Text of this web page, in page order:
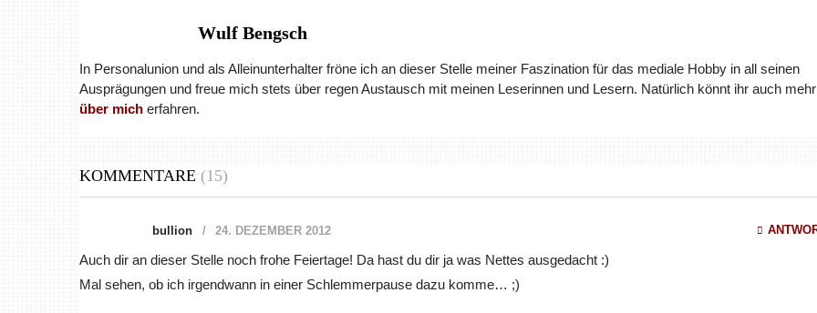
Wulf Bengsch
In Personalunion und als Alleinunterhalter fröne ich an dieser Stelle meiner Faszination für das mediale Hobby in all seinen
Ausprägungen und freue mich stets über regen Austausch mit meinen Leserinnen und Lesern. Natürlich könnt ihr auch mehr
über mich erfahren.
KOMMENTARE (15)
bullion 24. DEZEMBER 2012
Auch dir an dieser Stelle noch frohe Feiertage! Da hast du dir ja was Nettes ausgedacht :)
Mal sehen, ob ich irgendwann in einer Schlemmerpause dazu komme… ;)